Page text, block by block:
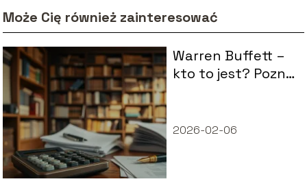
Może Cię również zainteresować
Warren Buffett –
kto to jest? Poznaj
2026-02-06